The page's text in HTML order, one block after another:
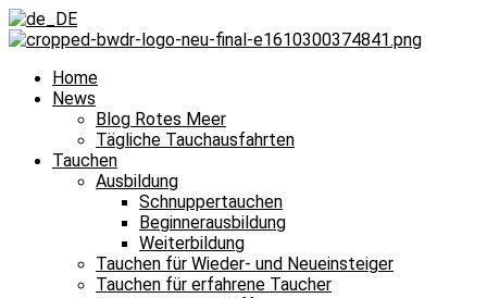
Home
News
Blog Rotes Meer
Tägliche Tauchausfahrten
Tauchen
Ausbildung
Schnuppertauchen
Beginnerausbildung
Weiterbildung
Tauchen für Wieder- und Neueinsteiger
Tauchen für erfahrene Taucher